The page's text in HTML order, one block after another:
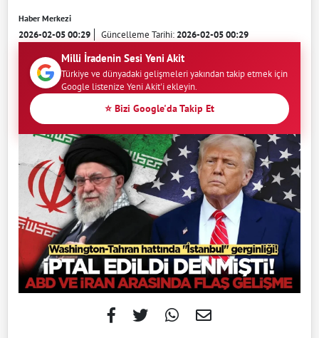
Haber Merkezi
2026-02-05 00:29 Güncelleme Tarihi:2026-02-05 00:29
Milli İradenin Sesi Yeni Akit
Türkiye ve dünyadaki gelişmeleri yakından takip etmek için
Google listenize Yeni Akit'i ekleyin.
⭐ Bizi Google'da Takip Et